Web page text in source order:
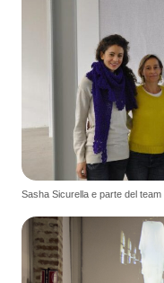
Sasha Sicurella e parte del